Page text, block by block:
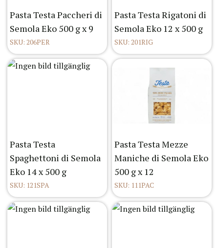
Pasta Testa Paccheri di
Semola Eko 500 g x 9
SKU: 206PER
Pasta Testa Rigatoni di
Semola Eko 12 x 500 g
SKU: 201RIG
Pasta Testa
Spaghettoni di Semola
Eko 14 x 500 g
SKU: 121SPA
Pasta Testa Mezze
Maniche di Semola Eko
500 g x 12
SKU: 111PAC